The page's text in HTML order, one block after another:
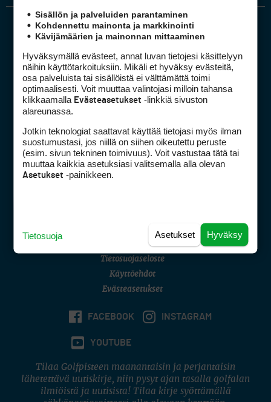
Golfpiste mediakortti
Golfpisteen yhteystiedot
DSA avoimuusraportti
Asiakaspalvelu
(digi) digi@otavamedia.fi
Tietosuojaseloste
Käyttöehdot
Evästeasetukset
FACEBOOK INSTAGRAM
YOUTUBE
Tilaa Golfpisteen maanantaisin ja perjantaisin
lähetettävä uutiskirje, niin pysyt ajan tasalla golfalan
ilmiöistä ja uutisista! Tilaa kirje syöttämällä
Sisällön ja palveluiden parantaminen
Kohdennettu mainonta ja markkinointi
Kävijämäärien ja mainonnan mittaaminen
Hyväksymällä evästeet, annat luvan tietojesi käsittelyyn
näihin käyttötarkoituksiin. Mikäli et hyväksy evästeitä,
osa palveluista tai sisällöistä ei välttämättä toimi
optimaalisesti. Voit muuttaa valintojasi milloin tahansa
klikkaamalla Evästeasetukset -linkkiä sivuston
alareunassa.
Jotkin teknologiat saattavat käyttää tietojasi myös ilman
suostumustasi, jos niillä on siihen oikeutettu peruste
(esim. sivun tekninen toimivuus). Voit vastustaa tätä tai
muuttaa kaikkia asetuksiasi valitsemalla alla olevan
Asetukset -painikkeen.
Hyväksy
Asetukset
Tietosuoja